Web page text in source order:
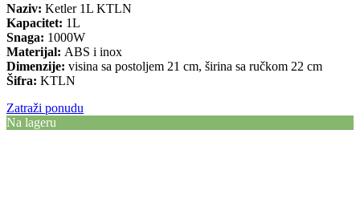
Naziv: Ketler 1L KTLN
Kapacitet: 1L
Snaga: 1000W
Materijal: ABS i inox
Dimenzije: visina sa postoljem 21 cm, širina sa ručkom 22 cm
Šifra: KTLN
Zatraži ponudu
Na lageru